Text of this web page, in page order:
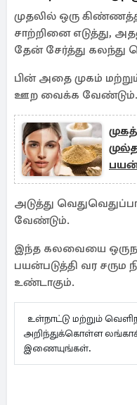
முதலில் ஒரு
சாற்றினை எடுத்து,
தேன் சேர்த்து
பின் அதை முகம் மற்றும்
ஊற வைக்க வேண்டும்.
அடுத்து
வேண்டும்.
இந்த கலவையை
பயன்படுத்தி வர சரும
உண்டாகும்.
உள்நாட்டு மற்றும்
அறிந்துக்கொள்ள
இணையுங்கள்.